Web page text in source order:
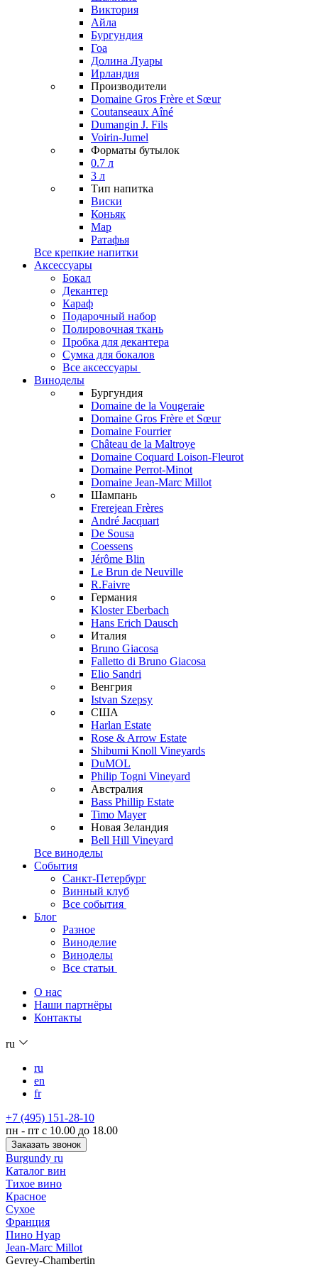
Виктория
Айла
Бургундия
Гоа
Долина Луары
Ирландия
Производители
Domaine Gros Frère et Sœur
Coutanseaux Aîné
Dumangin J. Fils
Voirin-Jumel
Форматы бутылок
0.7 л
3 л
Тип напитка
Виски
Коньяк
Мар
Ратафья
Все крепкие напитки
Аксессуары
Бокал
Декантер
Караф
Подарочный набор
Полировочная ткань
Пробка для декантера
Сумка для бокалов
Все аксессуары
Виноделы
Бургундия
Domaine de la Vougeraie
Domaine Gros Frère et Sœur
Domaine Fourrier
Château de la Maltroye
Domaine Coquard Loison-Fleurot
Domaine Perrot-Minot
Domaine Jean-Marc Millot
Шампань
Frerejean Frères
André Jacquart
De Sousa
Coessens
Jérôme Blin
Le Brun de Neuville
R.Faivre
Германия
Kloster Eberbach
Hans Erich Dausch
Италия
Bruno Giacosa
Falletto di Bruno Giacosa
Elio Sandri
Венгрия
Istvan Szepsy
США
Harlan Estate
Rose & Arrow Estate
Shibumi Knoll Vineyards
DuMOL
Philip Togni Vineyard
Австралия
Bass Phillip Estate
Timo Mayer
Новая Зеландия
Bell Hill Vineyard
Все виноделы
События
Санкт-Петербург
Винный клуб
Все события
Блог
Разное
Виноделие
Виноделы
Все статьи
О нас
Наши партнёры
Контакты
ru
ru
en
fr
+7 (495) 151-28-10
пн - пт с 10.00 до 18.00
Заказать звонок
Burgundy ru
Каталог вин
Тихое вино
Красное
Сухое
Франция
Пино Нуар
Jean-Marc Millot
Gevrey-Chambertin